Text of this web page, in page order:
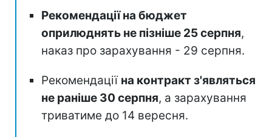
Рекомендації на бюджет
оприлюднять не пізніше 25 серпня,
наказ про зарахування - 29 серпня.
Рекомендації на контракт з'являться
не раніше 30 серпня, а зарахування
триватиме до 14 вересня.